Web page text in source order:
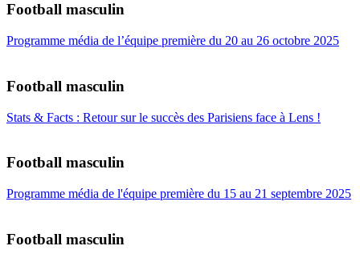
Football masculin
Programme média de l’équipe première du 20 au 26 octobre 2025
Football masculin
Stats & Facts : Retour sur le succès des Parisiens face à Lens !
Football masculin
Programme média de l'équipe première du 15 au 21 septembre 2025
Football masculin